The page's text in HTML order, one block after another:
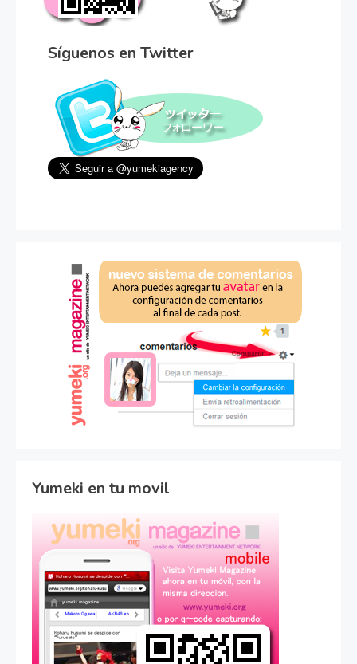
Síguenos en Twitter
Yumeki en tu movil